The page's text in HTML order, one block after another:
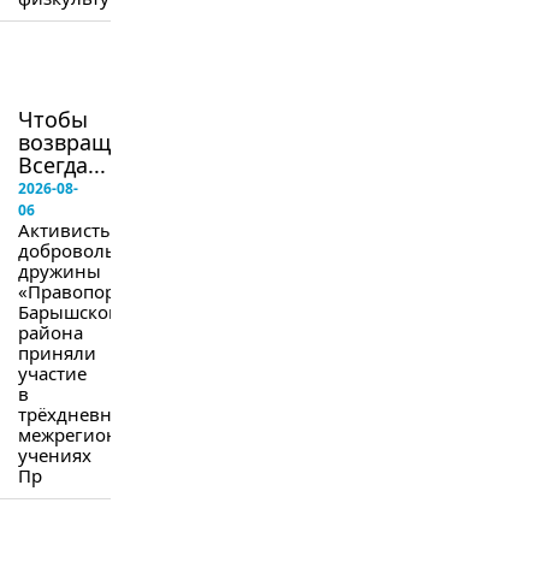
Чтобы
возвращались.
Всегда...
2026-08-
06
Активисты
добровольной
дружины
«Правопорядок»
Барышского
района
приняли
участие
в
трёхдневных
межрегиональных
учениях
Пр